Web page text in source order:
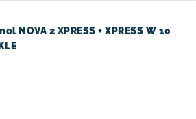
NOVA 2 XPRESS + XPRESS W 10